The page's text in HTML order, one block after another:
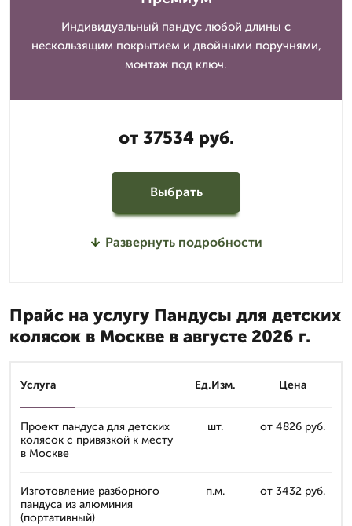
Индивидуальный пандус любой длины с
нескользящим покрытием и двойными поручнями,
монтаж под ключ.
от 37534 руб.
Выбрать
Развернуть подробности
Прайс на услугу Пандусы для детских
колясок в Москве в августе 2026 г.
Услуга Ед.Изм. Цена
Проект пандуса для детских
колясок с привязкой к месту
в Москве
шт. от 4826 руб.
Изготовление разборного
пандуса из алюминия
(портативный)
п.м. от 3432 руб.